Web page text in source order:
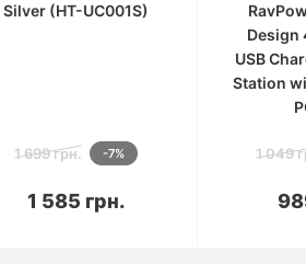
Silver (HT-UC001S)
1 699 грн. -7%
1 585 грн.
В корзину
Design
USB
Station
1 049